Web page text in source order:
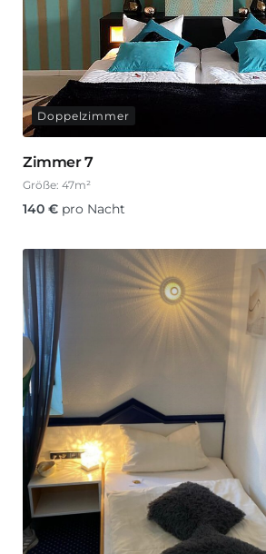
Doppelzimmer
Zimmer 7
Größe: 47m²
140 € pro Nacht